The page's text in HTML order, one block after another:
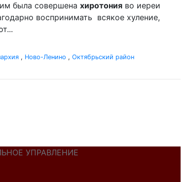
была совершена хиротония во иереи
воспринимать всякое хуление,
, Ново-Ленино , Октябрьский район
УПРАВЛЕНИЕ